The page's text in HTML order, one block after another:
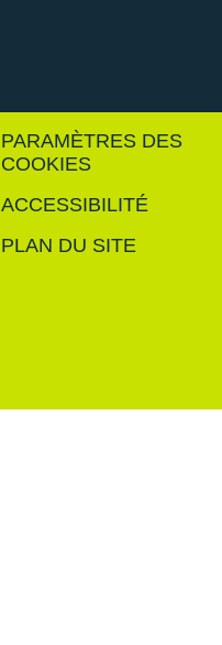
PARAMÈTRES DES
COOKIES
ACCESSIBILITÉ
PLAN DU SITE